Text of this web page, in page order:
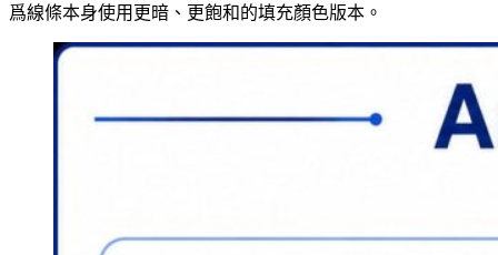
爲線條本身使用更暗、更飽和的填充顏色版本。